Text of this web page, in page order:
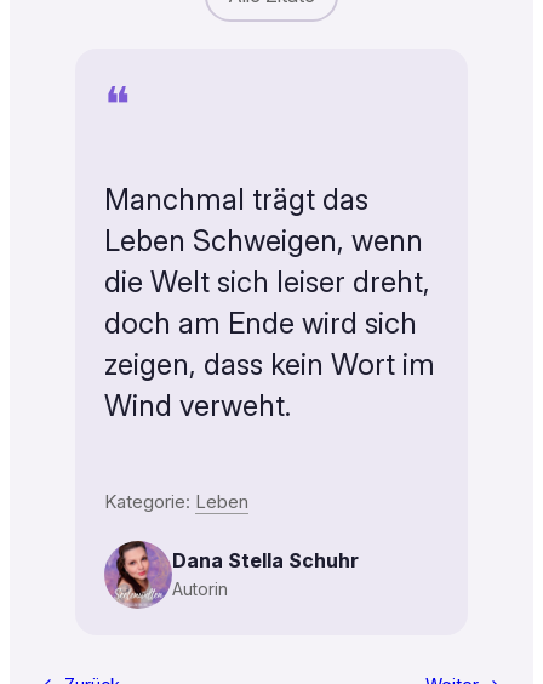
❝
Manchmal trägt das
Leben Schweigen, wenn
die Welt sich leiser dreht,
doch am Ende wird sich
zeigen, dass kein Wort im
Wind verweht.
Kategorie: Leben
Dana Stella Schuhr
Autorin